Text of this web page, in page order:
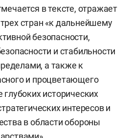
в тексте, отражает
стран «к дальнейшему
безопасности,
и стабильности
а также к
и процветающего
исторических
интересов и
в области обороны